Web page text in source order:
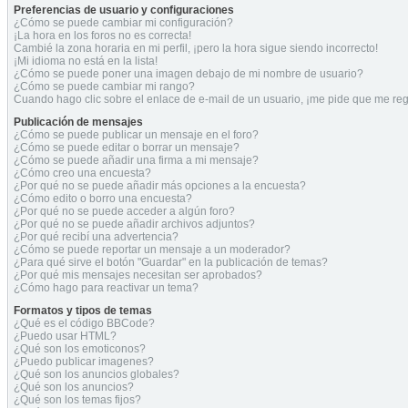
Preferencias de usuario y configuraciones
¿Cómo se puede cambiar mi configuración?
¡La hora en los foros no es correcta!
Cambié la zona horaria en mi perfil, ¡pero la hora sigue siendo incorrecto!
¡Mi idioma no está en la lista!
¿Cómo se puede poner una imagen debajo de mi nombre de usuario?
¿Cómo se puede cambiar mi rango?
Cuando hago clic sobre el enlace de e-mail de un usuario, ¡me pide que me
Publicación de mensajes
¿Cómo se puede publicar un mensaje en el foro?
¿Cómo se puede editar o borrar un mensaje?
¿Cómo se puede añadir una firma a mi mensaje?
¿Cómo creo una encuesta?
¿Por qué no se puede añadir más opciones a la encuesta?
¿Cómo edito o borro una encuesta?
¿Por qué no se puede acceder a algún foro?
¿Por qué no se puede añadir archivos adjuntos?
¿Por qué recibí una advertencia?
¿Cómo se puede reportar un mensaje a un moderador?
¿Para qué sirve el botón "Guardar" en la publicación de temas?
¿Por qué mis mensajes necesitan ser aprobados?
¿Cómo hago para reactivar un tema?
Formatos y tipos de temas
¿Qué es el código BBCode?
¿Puedo usar HTML?
¿Qué son los emoticonos?
¿Puedo publicar imagenes?
¿Qué son los anuncios globales?
¿Qué son los anuncios?
¿Qué son los temas fijos?